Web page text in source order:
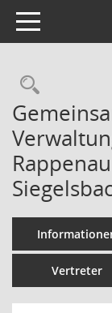
Toggle navigation
Vertreter